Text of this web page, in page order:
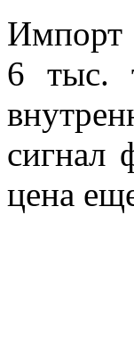
Импорт
6 тыс.
сигнал
цена